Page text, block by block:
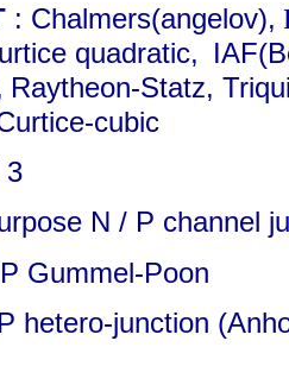
: Chalmers(angelov),
quadratic,
Raytheon-Statz,
cubic
3
N / P channel
Gummel-Poon
hetero-junction